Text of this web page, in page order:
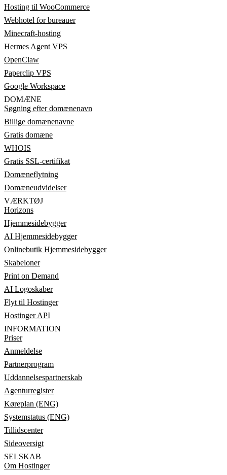
Hosting til WooCommerce
Webhotel for bureauer
Minecraft-hosting
Hermes Agent VPS
OpenClaw
Paperclip VPS
Google Workspace
DOMÆNE
Søgning efter domænenavn
Billige domænenavne
Gratis domæne
WHOIS
Gratis SSL-certifikat
Domæneflytning
Domæneudvidelser
VÆRKTØJ
Horizons
Hjemmesidebygger
AI Hjemmesidebygger
Onlinebutik Hjemmesidebygger
Skabeloner
Print on Demand
AI Logoskaber
Flyt til Hostinger
Hostinger API
INFORMATION
Priser
Anmeldelse
Partnerprogram
Uddannelsespartnerskab
Agenturregister
Køreplan (ENG)
Systemstatus (ENG)
Tillidscenter
Sideoversigt
SELSKAB
Om Hostinger